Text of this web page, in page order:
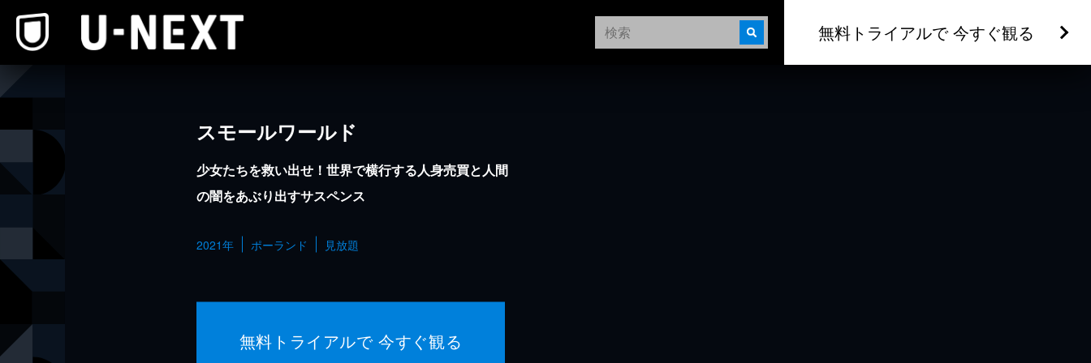
無料トライアルで 今すぐ観る
スモールワールド
少女たちを救い出せ！世界で横行する人身売買と人間
の闇をあぶり出すサスペンス
2021年 ポーランド 見放題
無料トライアルで 今すぐ観る